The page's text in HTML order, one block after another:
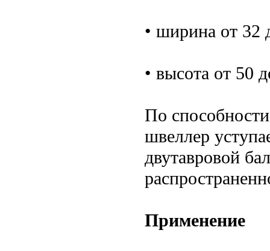
• ширина от 32
• высота от 50
По
швеллер
двутавровой
Применение